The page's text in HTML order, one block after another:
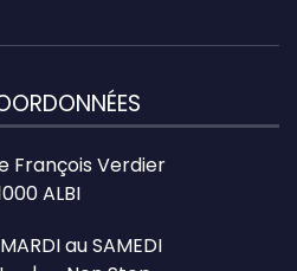
François Verdier
ALBI
au SAMEDI